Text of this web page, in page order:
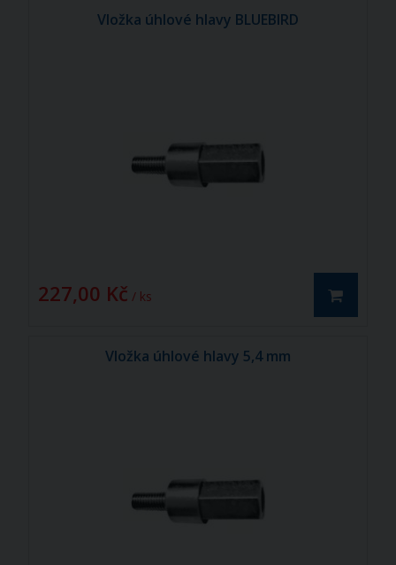
Vložka úhlové hlavy BLUEBIRD
227,00 Kč / ks
Vložka úhlové hlavy 5,4 mm